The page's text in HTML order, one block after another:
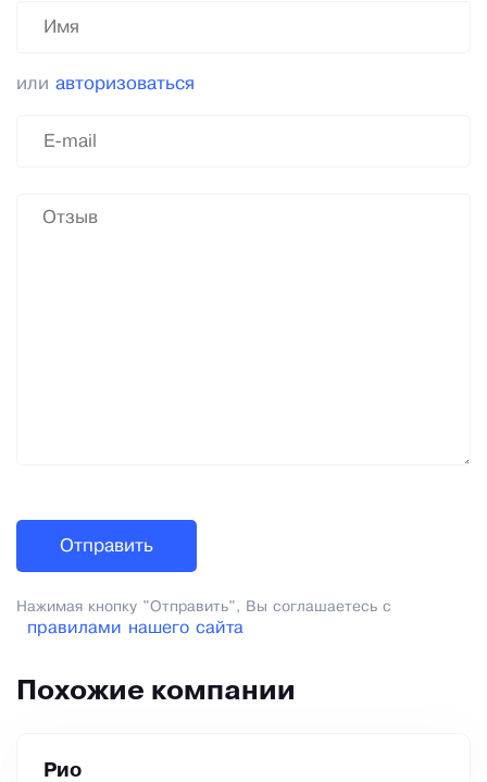
или авторизоваться
Нажимая кнопку "Отправить", Вы соглашаетесь с
правилами нашего сайта
Похожие компании
Рио